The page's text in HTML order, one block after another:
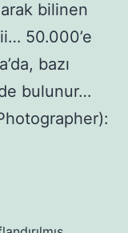
bilinen
50.000’e
bazı
bulunur…